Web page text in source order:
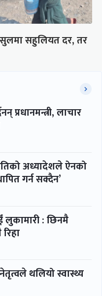
सहुलियत दर, तर
प्रधानमन्त्री, लाचार
अध्यादेशले ऐनको
गर्न सक्दैन’
लुकामारी : छिनमै
थलियो स्वास्थ्य